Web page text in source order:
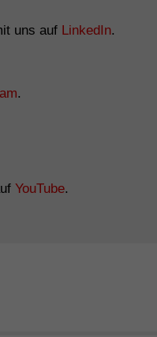
uns auf LinkedIn.
.
YouTube.